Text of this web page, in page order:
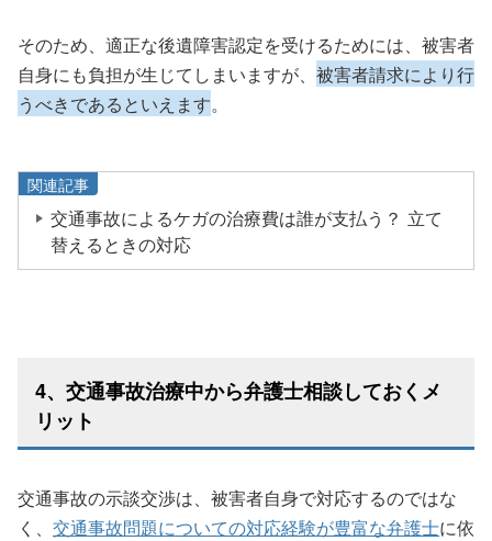
そのため、適正な後遺障害認定を受けるためには、被害者
自身にも負担が生じてしまいますが、 被害者請求により行
うべきであるといえます。
関連記事
交通事故によるケガの治療費は誰が支払う？ 立て
替えるときの対応
4、交通事故治療中から弁護士相談しておくメ
リット
交通事故の示談交渉は、被害者自身で対応するのではな
く、 交通事故問題についての対応経験が豊富な弁護士に依